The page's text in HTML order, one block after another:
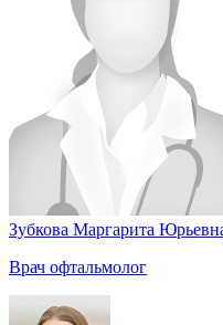
Зубкова Маргарита
Врач офтальмолог